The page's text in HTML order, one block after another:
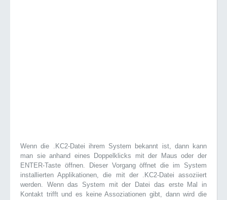
Wenn die .KC2-Datei ihrem System bekannt ist, dann kann
man sie anhand eines Doppelklicks mit der Maus oder der
ENTER-Taste öffnen. Dieser Vorgang öffnet die im System
installierten Applikationen, die mit der .KC2-Datei assoziiert
werden. Wenn das System mit der Datei das erste Mal in
Kontakt trifft und es keine Assoziationen gibt, dann wird die